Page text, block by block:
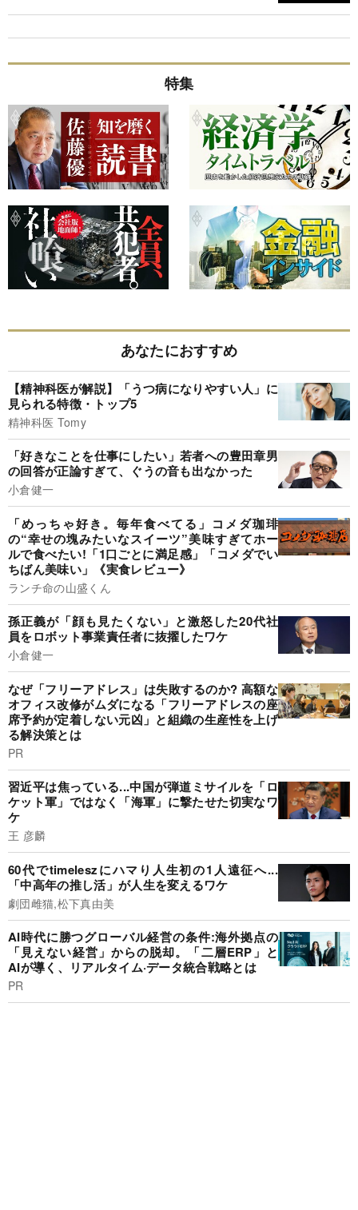
特集
あなたにおすすめ
【精神科医が解説】「うつ病になりやすい人」に
見られる特徴・トップ5
精神科医 Tomy
「好きなことを仕事にしたい」若者への豊田章男
の回答が正論すぎて、ぐうの音も出なかった
小倉健一
「めっちゃ好き。毎年食べてる」コメダ珈琲
の“幸せの塊みたいなスイーツ”美味すぎてホー
ルで食べたい!「1口ごとに満足感」「コメダでい
ちばん美味い」《実食レビュー》
ランチ命の山盛くん
孫正義が「顔も見たくない」と激怒した20代社
員をロボット事業責任者に抜擢したワケ
小倉健一
なぜ「フリーアドレス」は失敗するのか? 高額な
オフィス改修がムダになる「フリーアドレスの座
席予約が定着しない元凶」と組織の生産性を上げ
る解決策とは
PR
習近平は焦っている...中国が弾道ミサイルを「ロ
ケット軍」ではなく「海軍」に撃たせた切実なワ
ケ
王 彦麟
60代でtimeleszにハマり人生初の1人遠征へ...
「中高年の推し活」が人生を変えるワケ
劇団雌猫,松下真由美
AI時代に勝つグローバル経営の条件:海外拠点の
「見えない経営」からの脱却。「二層ERP」と
AIが導く、リアルタイム·データ統合戦略とは
PR